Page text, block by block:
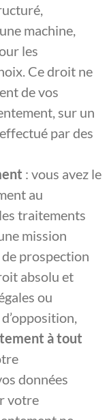
machine,
les
Ce droit ne
de vos
sur un
par des
: vous avez le
au
traitements
mission
prospection
absolu et
ou
à tout
données
votre